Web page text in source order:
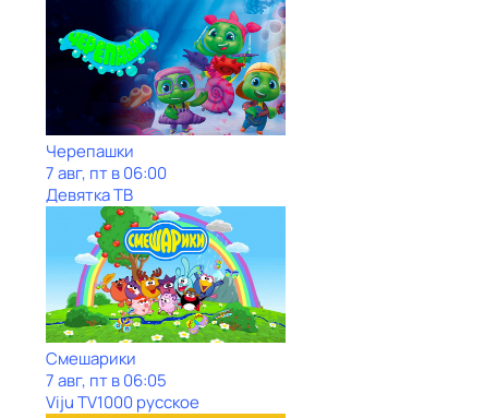
Черепашки
7 авг, пт в 06:00
Девятка ТВ
Смешарики
7 авг, пт в 06:05
Viju TV1000 русское